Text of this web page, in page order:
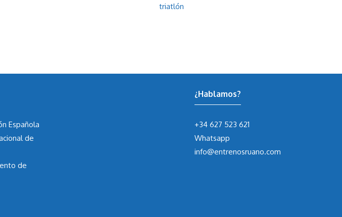
triatlón
Española
de
de
¿Hablamos?
+34 627 523 621
Whatsapp
info@entrenosruano.com